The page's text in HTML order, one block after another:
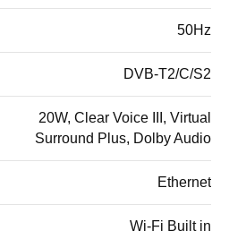
50Hz
DVB-T2/C/S2
20W, Clear Voice III, Virtual
Surround Plus, Dolby Audio
Ethernet
Wi-Fi Built in